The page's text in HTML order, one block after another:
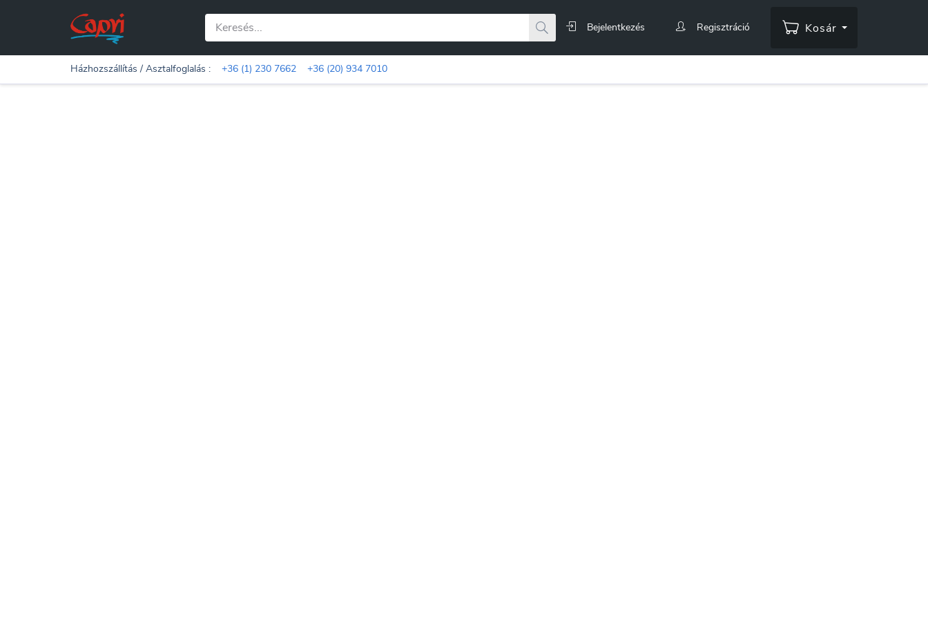
Bejelentkezés Regisztráció Kosár
Házhozszállítás / Asztalfoglalás : +36 (1) 230 7662 +36 (20) 934 7010